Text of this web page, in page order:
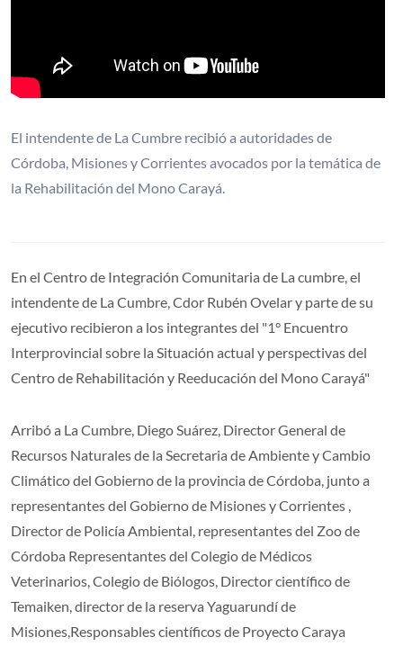
El intendente de La Cumbre recibió a autoridades de
Córdoba, Misiones y Corrientes avocados por la temática de
la Rehabilitación del Mono Carayá.
En el Centro de Integración Comunitaria de La cumbre, el
intendente de La Cumbre, Cdor Rubén Ovelar y parte de su
ejecutivo recibieron a los integrantes del "1° Encuentro
Interprovincial sobre la Situación actual y perspectivas del
Centro de Rehabilitación y Reeducación del Mono Carayá"
Arribó a La Cumbre, Diego Suárez, Director General de
Recursos Naturales de la Secretaria de Ambiente y Cambio
Climático del Gobierno de la provincia de Córdoba, junto a
representantes del Gobierno de Misiones y Corrientes ,
Director de Policía Ambiental, representantes del Zoo de
Córdoba Representantes del Colegio de Médicos
Veterinarios, Colegio de Biólogos, Director científico de
Temaiken, director de la reserva Yaguarundí de
Misiones,Responsables científicos de Proyecto Caraya